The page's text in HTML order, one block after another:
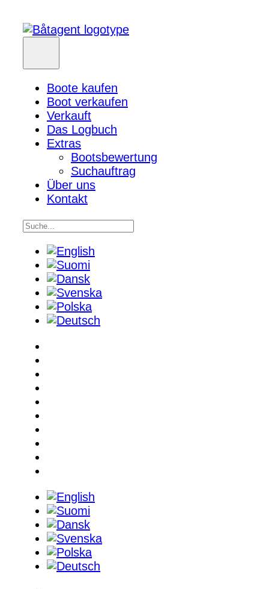
Boote kaufen
Boot verkaufen
Verkauft
Das Logbuch
Extras
Bootsbewertung
Suchauftrag
Über uns
Kontakt